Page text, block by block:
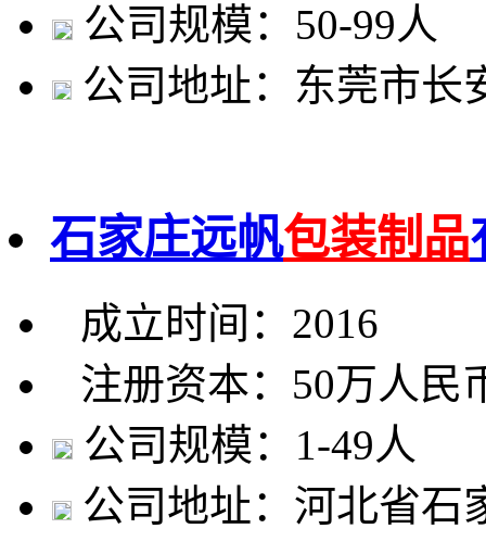
公司规模：50-99人
公司地址：东莞市长
石家庄远帆包装制品
成立时间：2016
注册资本：50万人民
公司规模：1-49人
公司地址：河北省石